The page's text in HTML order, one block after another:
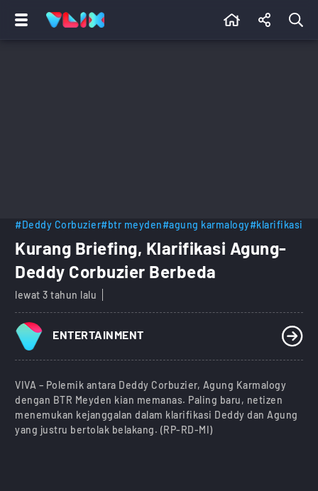
#Deddy Corbuzier#btr meyden#agung karmalogy#klarifikasi
Kurang Briefing, Klarifikasi Agung-
Deddy Corbuzier Berbeda
lewat 3 tahun lalu
ENTERTAINMENT
VIVA – Polemik antara Deddy Corbuzier, Agung Karmalogy
dengan BTR Meyden kian memanas. Paling baru, netizen
menemukan kejanggalan dalam klarifikasi Deddy dan Agung
yang justru bertolak belakang. (RP-RD-MI)